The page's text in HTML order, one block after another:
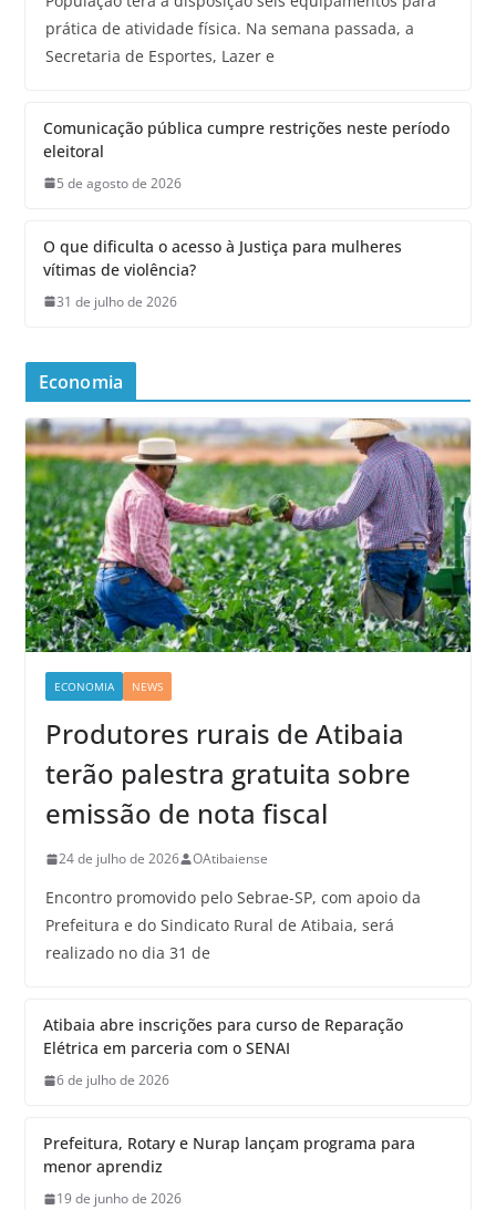
prática de atividade física. Na semana passada, a
Secretaria de Esportes, Lazer e
Comunicação pública cumpre restrições neste período
eleitoral
5 de agosto de 2026
O que dificulta o acesso à Justiça para mulheres
vítimas de violência?
31 de julho de 2026
Economia
ECONOMIA NEWS
Produtores rurais de Atibaia
terão palestra gratuita sobre
emissão de nota fiscal
24 de julho de 2026 OAtibaiense
Encontro promovido pelo Sebrae-SP, com apoio da
Prefeitura e do Sindicato Rural de Atibaia, será
realizado no dia 31 de
Atibaia abre inscrições para curso de Reparação
Elétrica em parceria com o SENAI
6 de julho de 2026
Prefeitura, Rotary e Nurap lançam programa para
menor aprendiz
19 de junho de 2026